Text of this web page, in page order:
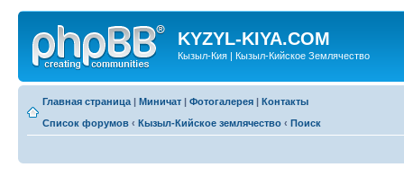
KYZYL-KIYA.COM
Кызыл-Кия | Кызыл-Кийское Землячество
Главная страница | Миничат | Фотогалерея | Контакты
Список форумов ‹ Кызыл-Кийское землячество ‹ Поиск